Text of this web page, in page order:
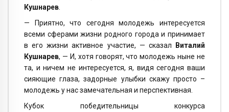
Кушнарев.
— Приятно, что сегодня молодежь интересуется
всеми сферами жизни родного города и принимает
в его жизни активное участие, — сказал
Виталий
Кушнарев, — И, хотя говорят, что молодежь ныне не
та, и ничем не интересуется, я, видя сегодня ваши
сияющие глаза, задорные улыбки скажу просто –
молодежь у нас замечательная и перспективная.
Кубок победительницы конкурса